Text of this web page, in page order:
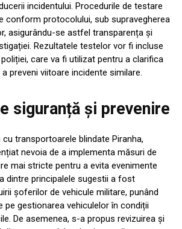
incidentului. Procedurile de testare
conform protocolului, sub supravegherea
asigurându-se astfel transparența și
Rezultatele testelor vor fi incluse
care va fi utilizat pentru a clarifica
preveni viitoare incidente similare.
siguranță și prevenire
cu transportoarele blindate Piranha,
nevoia de a implementa măsuri de
mai stricte pentru a evita evenimente
dintre principalele sugestii a fost
șoferilor de vehicule militare, punând
pe gestionarea vehiculelor în condiții
De asemenea, s-a propus revizuirea și